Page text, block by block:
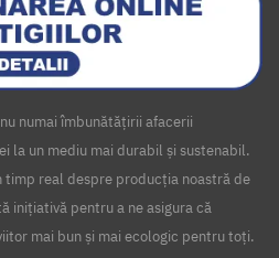
numai îmbunătățirii afacerii
la un mediu mai durabil și sustenabil.
real despre producția noastră de
inițiativă pentru a ne asigura că
mai bun și mai ecologic pentru toți.